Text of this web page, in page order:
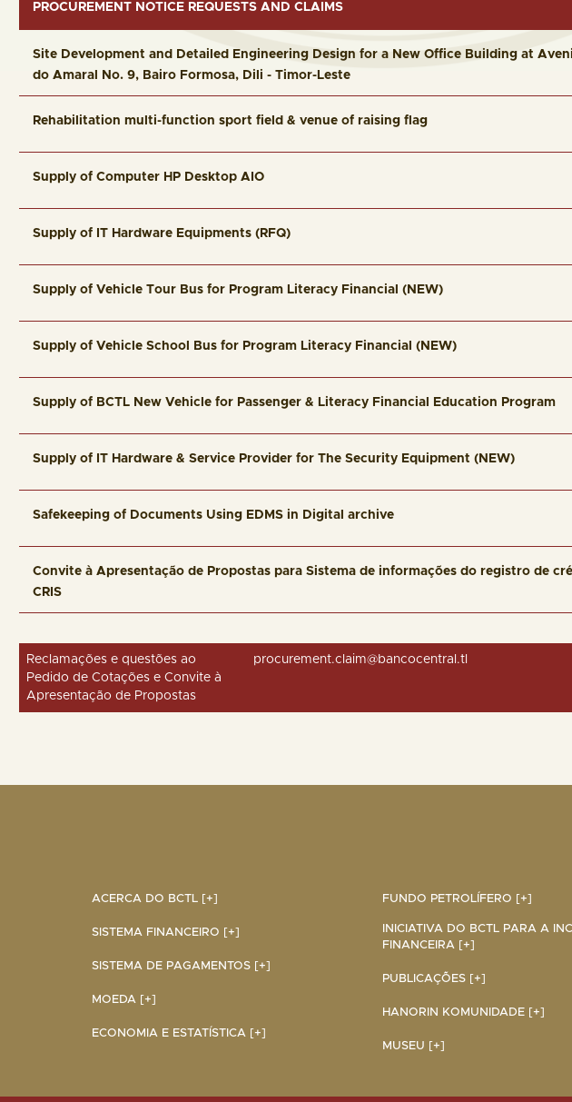
PROCUREMENT NOTICE REQUESTS AND CLAIMS
Site Development and Detailed Engineering Design for a New Office Building at
do Amaral No. 9, Bairo Formosa, Dili - Timor-Leste
Rehabilitation multi-function sport field & venue of raising flag
Supply of Computer HP Desktop AIO
Supply of IT Hardware Equipments (RFQ)
Supply of Vehicle Tour Bus for Program Literacy Financial (NEW)
Supply of Vehicle School Bus for Program Literacy Financial (NEW)
Supply of BCTL New Vehicle for Passenger & Literacy Financial Education Program
Supply of IT Hardware & Service Provider for The Security Equipment (NEW)
Safekeeping of Documents Using EDMS in Digital archive
Convite à Apresentação de Propostas para Sistema de informações do registro de
CRIS
Reclamações e questões ao
Pedido de Cotações e Convite à
Apresentação de Propostas
procurement.claim@bancocentral.tl
ACERCA DO BCTL [+]
SISTEMA FINANCEIRO [+]
SISTEMA DE PAGAMENTOS [+]
MOEDA [+]
ECONOMIA E ESTATÍSTICA [+]
FUNDO PETROLÍFERO [+]
INICIATIVA DO BCTL PARA A
FINANCEIRA [+]
PUBLICAÇÕES [+]
HANORIN KOMUNIDADE [+]
MUSEU [+]